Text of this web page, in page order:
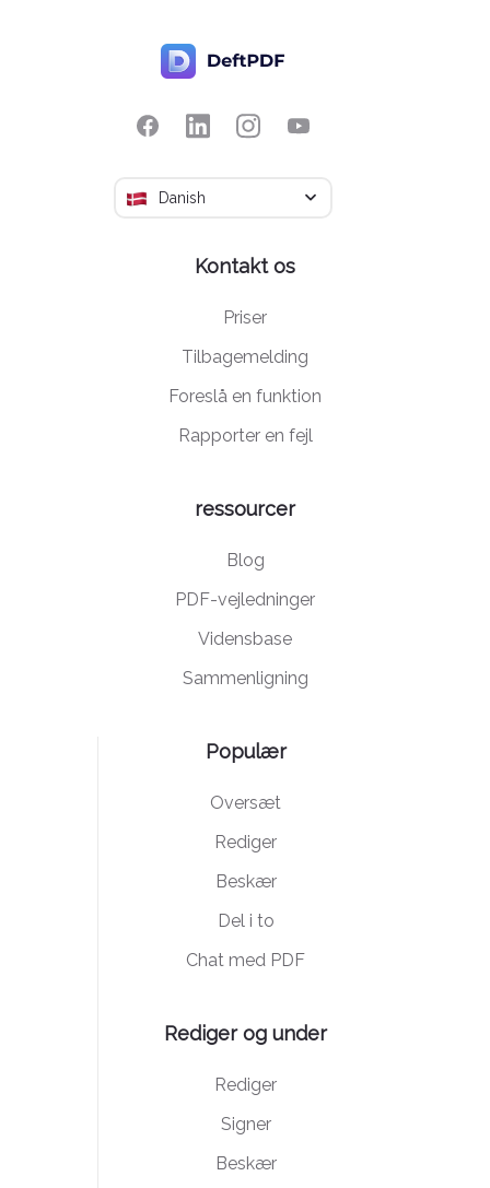
Danish
Kontakt os
Priser
Tilbagemelding
Foreslå en funktion
Rapporter en fejl
ressourcer
Blog
PDF-vejledninger
Vidensbase
Sammenligning
Populær
Oversæt
Rediger
Beskær
Del i to
Chat med PDF
Rediger og under
Rediger
Signer
Beskær